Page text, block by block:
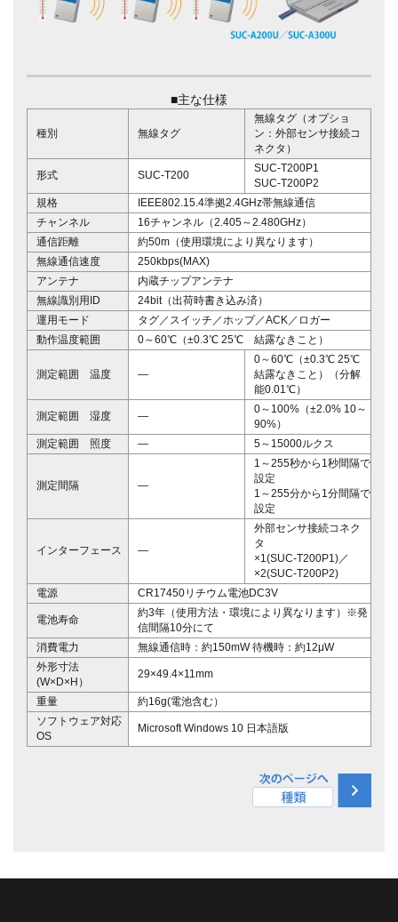
■主な仕様
種別 無線タグ
無線タグ（オプショ
ン：外部センサ接続コ
ネクタ）
形式 SUC-T200
SUC-T200P1
SUC-T200P2
規格
IEEE802.15.4準拠2.4GHz帯無線通信
チャンネル
16チャンネル（2.405～2.480GHz）
通信距離
約50m（使用環境により異なります）
無線通信速度
250kbps(MAX)
アンテナ
内蔵チップアンテナ
無線識別用ID
24bit（出荷時書き込み済）
運用モード
タグ／スイッチ／ホップ／ACK／ロガー
動作温度範囲
0～60℃（±0.3℃ 25℃ 結露なきこと）
測定範囲 温度 ―
0～60℃（±0.3℃ 25℃
結露なきこと）（分解
能0.01℃）
測定範囲 湿度 ―
0～100%（±2.0% 10～
90%）
測定範囲 照度
― 5～15000ルクス
測定間隔 ―
1～255秒から1秒間隔で
設定
1～255分から1分間隔で
設定
インターフェース ―
外部センサ接続コネク
タ
×1(SUC-T200P1)／
×2(SUC-T200P2)
電源
CR17450リチウム電池DC3V
電池寿命
約3年（使用方法・環境により異なります）※発
信間隔10分にて
消費電力
無線通信時：約150mW 待機時：約12μW
外形寸法
(W×D×H）
29×49.4×11mm
重量
約16g(電池含む）
ソフトウェア対応
OS
Microsoft Windows 10 日本語版